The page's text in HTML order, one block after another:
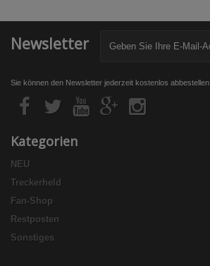
Newsletter
Sie können den Newsletter jederzeit kostenlos abbestellen.
Kategorien
NEU
Treckerheld
Fan-Shop
Restposten
Sonstiges